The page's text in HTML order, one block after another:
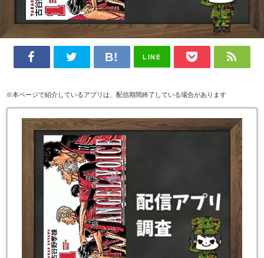
LINE
※本ページで紹介しているアプリは、配信期間終了している場合があります